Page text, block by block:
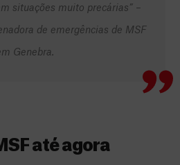
situações muito precárias” –
de emergências de MSF
Genebra.
até agora